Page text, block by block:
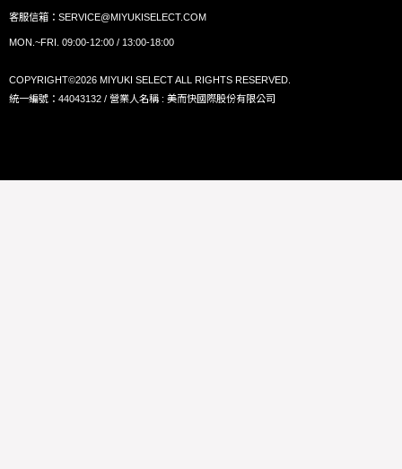
客服信箱： SERVICE@MIYUKISELECT.COM
MON.~FRI. 09:00-12:00 / 13:00-18:00
COPYRIGHT©2026 MIYUKI SELECT ALL RIGHTS RESERVED.
統一編號：44043132 / 營業人名稱 : 美而快國際股份有限公司